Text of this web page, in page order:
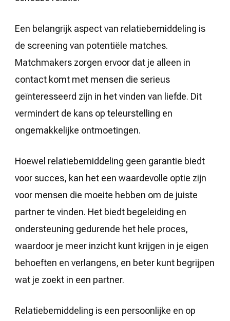
Een belangrijk aspect van relatiebemiddeling is
de screening van potentiële matches.
Matchmakers zorgen ervoor dat je alleen in
contact komt met mensen die serieus
geïnteresseerd zijn in het vinden van liefde. Dit
vermindert de kans op teleurstelling en
ongemakkelijke ontmoetingen.
Hoewel relatiebemiddeling geen garantie biedt
voor succes, kan het een waardevolle optie zijn
voor mensen die moeite hebben om de juiste
partner te vinden. Het biedt begeleiding en
ondersteuning gedurende het hele proces,
waardoor je meer inzicht kunt krijgen in je eigen
behoeften en verlangens, en beter kunt begrijpen
wat je zoekt in een partner.
Relatiebemiddeling is een persoonlijke en op